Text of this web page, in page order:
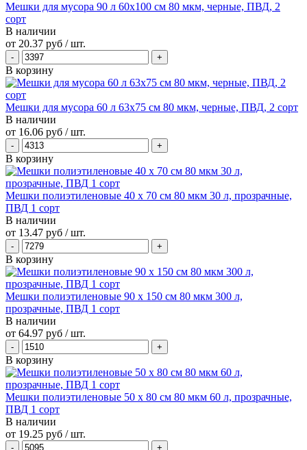
Мешки для мусора 90 л 60х100 см 80 мкм, черные, ПВД, 2
сорт
В наличии
от 20.37 руб / шт.
В корзину
Мешки для мусора 60 л 63х75 см 80 мкм, черные, ПВД, 2 сорт
В наличии
от 16.06 руб / шт.
В корзину
Мешки полиэтиленовые 40 х 70 см 80 мкм 30 л, прозрачные,
ПВД 1 сорт
В наличии
от 13.47 руб / шт.
В корзину
Мешки полиэтиленовые 90 х 150 см 80 мкм 300 л,
прозрачные, ПВД 1 сорт
В наличии
от 64.97 руб / шт.
В корзину
Мешки полиэтиленовые 50 х 80 см 80 мкм 60 л, прозрачные,
ПВД 1 сорт
В наличии
от 19.25 руб / шт.